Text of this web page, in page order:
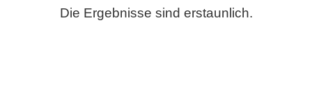
Die Ergebnisse sind erstaunlich.